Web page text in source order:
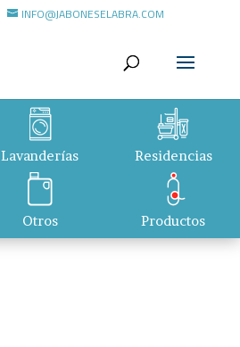
INFO@JABONESELABRA.COM
Lavanderías
Otros
Residencias
Productos